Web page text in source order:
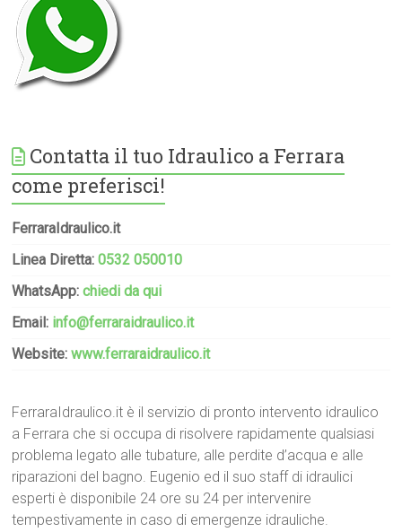
Contatta il tuo Idraulico a Ferrara
come preferisci!
FerraraIdraulico.it
Linea Diretta:0532 050010
WhatsApp:chiedi da qui
Email: info@ferraraidraulico.it
Website:www.ferraraidraulico.it
FerraraIdraulico.it è il servizio di pronto intervento idraulico
a Ferrara che si occupa di risolvere rapidamente qualsiasi
problema legato alle tubature, alle perdite d’acqua e alle
riparazioni del bagno. Eugenio ed il suo staff di idraulici
esperti è disponibile 24 ore su 24 per intervenire
tempestivamente in caso di emergenze idrauliche.